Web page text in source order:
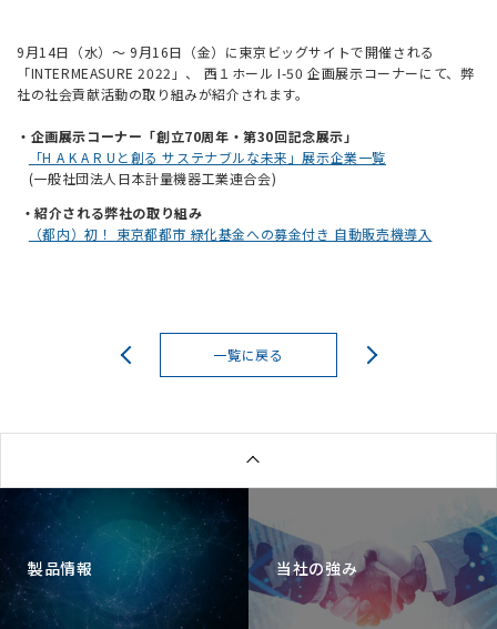
9月14日（水）～ 9月16日（金）に東京ビッグサイトで開催される
「INTERMEASURE 2022」、 西１ホール I-50企画展示コーナーにて、弊
社の社会貢献活動の取り組みが紹介されます。
・企画展示コーナー「創立70周年・第30回記念展示」
「H A K A R Uと創る サステナブルな未来」展示企業一覧
(一般社団法人日本計量機器工業連合会)
・紹介される弊社の取り組み
（都内）初！ 東京都都市 緑化基金への募金付き 自動販売機導入
一覧に戻る
製品情報 当社の強み